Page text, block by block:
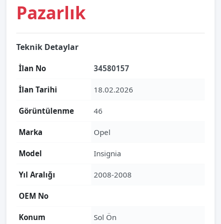
Pazarlık
Teknik Detaylar
İlan No 34580157
İlan Tarihi 18.02.2026
Görüntülenme 46
Marka Opel
Model Insignia
Yıl Aralığı 2008-2008
OEM No
Konum Sol Ön